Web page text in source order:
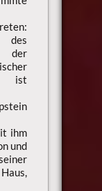
der
ist
ihm
und